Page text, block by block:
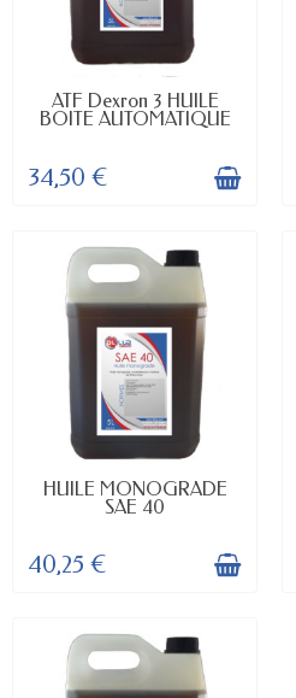
EN STOCK
ATF Dexron 3 HUILE
BOITE AUTOMATIQUE
34,50 €
EN STOCK
HUILE MONOGRADE
SAE 40
40,25 €